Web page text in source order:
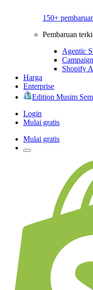
150+
Pembaruan
Agentic
Shopify
Harga
Enterprise
Edition Musim
Login
Mulai gratis
Mulai gratis